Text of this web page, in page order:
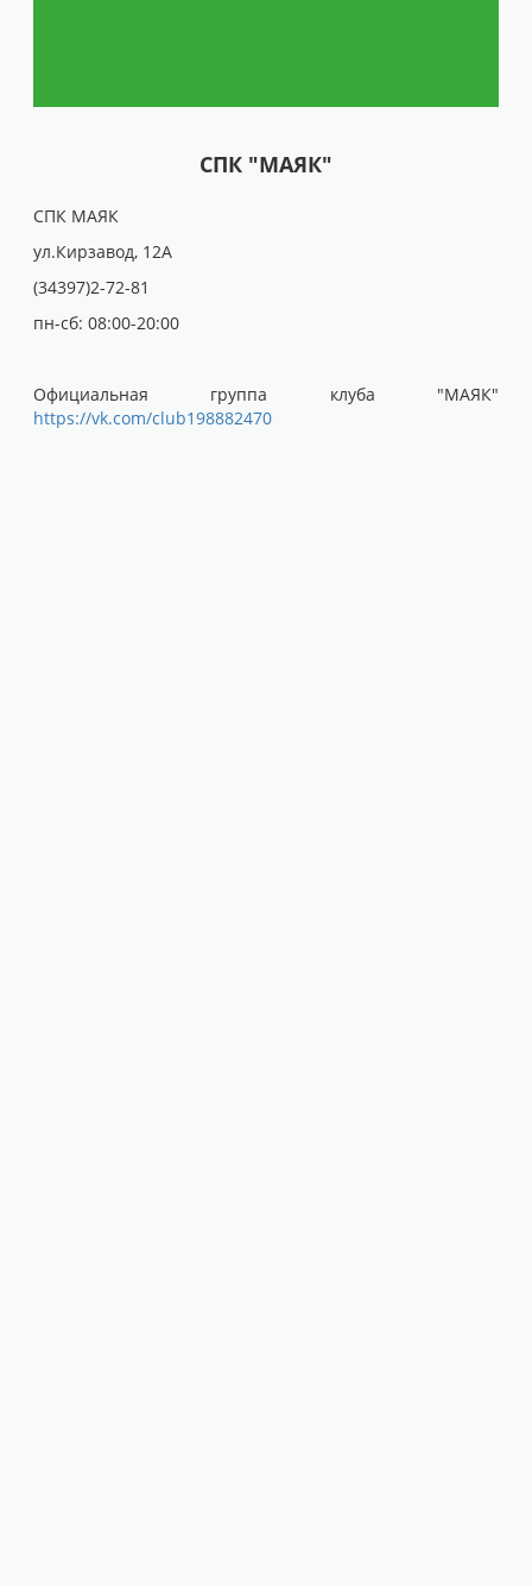
СПК "МАЯК"
СПК МАЯК
ул.Кирзавод, 12А
(34397)2-72-81
пн-сб: 08:00-20:00
Официальная группа клуба "МАЯК"
https://vk.com/club198882470